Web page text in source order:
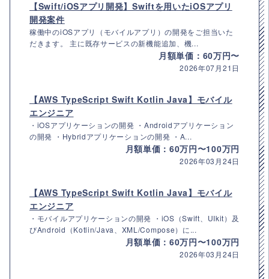
【Swift/iOSアプリ開発】Swiftを用いたiOSアプリ
開発案件
稼働中のiOSアプリ（モバイルアプリ）の開発をご担当いた
だきます。 主に既存サービスの新機能追加、機...
月額単価：60万円〜
2026年07月21日
【AWS TypeScript Swift Kotlin Java】モバイル
エンジニア
・iOSアプリケーションの開発 ・Androidアプリケーション
の開発 ・Hybridアプリケーションの開発 ・A...
月額単価：60万円〜100万円
2026年03月24日
【AWS TypeScript Swift Kotlin Java】モバイル
エンジニア
・モバイルアプリケーションの開発 ・iOS（Swift、UIkit）及
びAndroid（Kotlin/Java、XML/Compose）に...
月額単価：60万円〜100万円
2026年03月24日